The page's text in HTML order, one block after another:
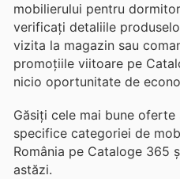
mobilierului pentru
verificați detaliile
vizita la magazin sau
promoțiile viitoare pe
nicio oportunitate de
Găsiți cele mai bune
specifice categoriei de
România pe Cataloge 365
astăzi.